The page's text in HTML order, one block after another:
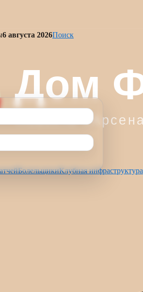
6 августа 2026Поиск
БолельщикиКлубная инфраструктура